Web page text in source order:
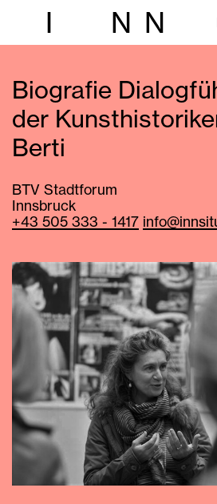
I N N
Biografie
der
Berti
BTV Stadtforum
Innsbruck
+43 505 333 - 1417